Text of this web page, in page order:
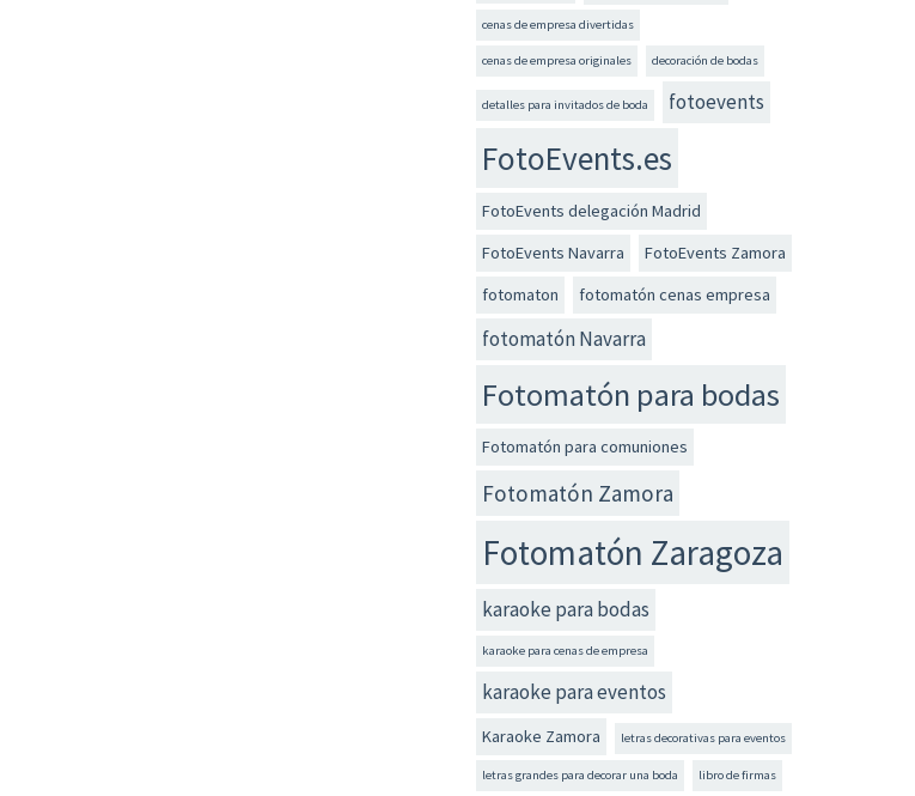
cenas de empresa divertidas
cenas de empresa originales decoración de bodas
detalles para invitados de boda fotoevents
FotoEvents.es
FotoEvents delegación Madrid
FotoEvents Navarra
FotoEvents Zamora
fotomaton
fotomatón cenas empresa
fotomatón Navarra
Fotomatón para bodas
Fotomatón para comuniones
Fotomatón Zamora
Fotomatón Zaragoza
karaoke para bodas
karaoke para cenas de empresa
karaoke para eventos
Karaoke Zamora letras decorativas para eventos
letras grandes para decorar una boda libro de firmas